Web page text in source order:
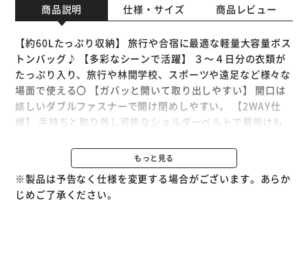
商品説明 仕様・サイズ 商品レビュー
【約60Lたっぷり収納】 旅行や合宿に最適な軽量大容量ボス
トンバッグ♪ 【多彩なシーンで活躍】 ３～４日分の衣類が
たっぷり入り、旅行や林間学校、スポーツや遠足など様々な
場面で使える〇 【ガバッと開いて取り出しやすい】 開口は
嬉しいダブルファスナーで開け閉めしやすい。 【2WAY仕
様】 手持ちと取り外し可能なショルダーベルトで肩掛けも
つのポケット】 外側にファスナー式とオープン式のポケッ
トがあり、小物整理ができ便利！ 【幅広い年齢層に】 シン
プルで軽快なカジュアルデザインで男女問わず、お子様にも
使いやすい。
もっと見る
※製品は予告なく仕様を変更する場合がございます。あらか
じめご了承ください。